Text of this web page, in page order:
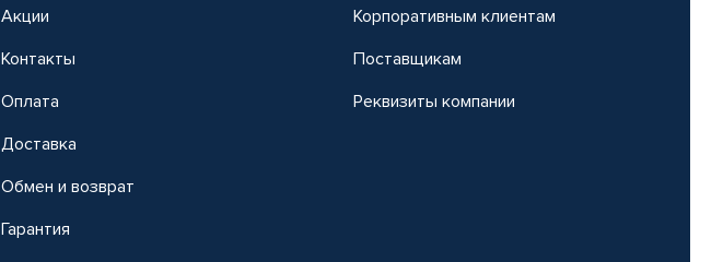
Акции
Контакты
Оплата
Доставка
Обмен и возврат
Гарантия
Корпоративным клиентам
Поставщикам
Реквизиты компании